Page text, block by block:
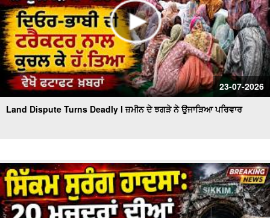
23-07-2026
Land Dispute Turns Deadly l ਜ਼ਮੀਨ ਦੇ ਝਗੜੇ ਨੇ ਉਜਾੜਿਆ ਪਰਿਵਾਰ